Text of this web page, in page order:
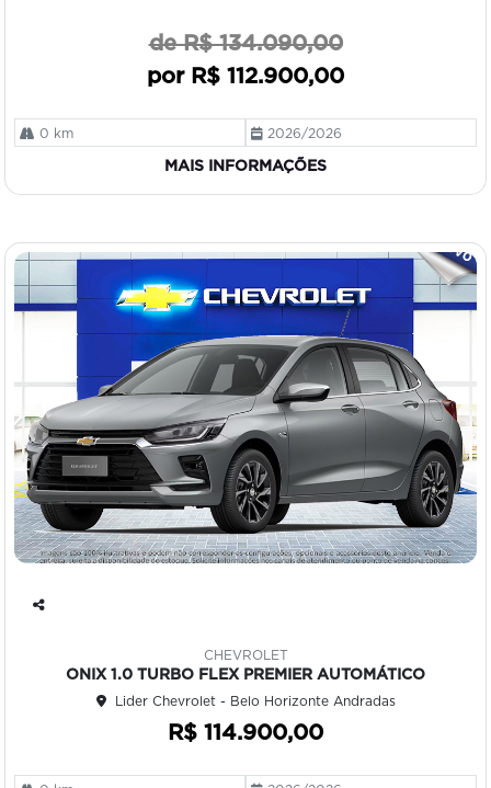
de R$ 134.090,00
por R$ 112.900,00
0 km 2026/2026
MAIS INFORMAÇÕES
CHEVROLET
ONIX 1.0 TURBO FLEX PREMIER AUTOMÁTICO
Lider Chevrolet - Belo Horizonte Andradas
R$ 114.900,00